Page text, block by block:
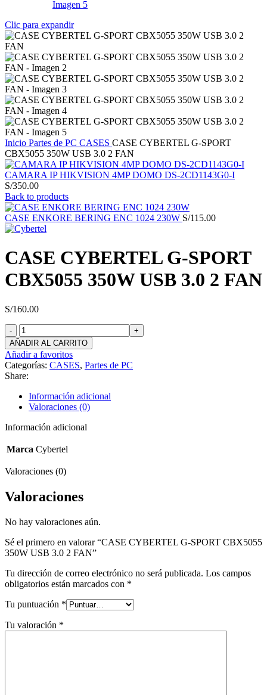
Clic para expandir
Inicio Partes de PC CASES CASE CYBERTEL G-SPORT
CBX5055 350W USB 3.0 2 FAN
CAMARA IP HIKVISION 4MP DOMO DS-2CD1143G0-I
S/350.00
Back to products
CASE ENKORE BERING ENC 1024 230W S/115.00
CASE CYBERTEL G-SPORT
CBX5055 350W USB 3.0 2 FAN
S/160.00
CASE
CYBERTEL
G-
SPORT
CBX5055
350W
USB
3.0
FAN
AÑADIR AL CARRITO
Añadir a favoritos
Categorías: CASES, Partes de PC
Share:
Información adicional
Valoraciones (0)
Información adicional
Marca Cybertel
Valoraciones (0)
Valoraciones
No hay valoraciones aún.
Sé el primero en valorar “CASE CYBERTEL G-SPORT CBX5055
350W USB 3.0 2 FAN”
Tu dirección de correo electrónico no será publicada. Los campos
obligatorios están marcados con *
Tu puntuación *
Tu valoración *